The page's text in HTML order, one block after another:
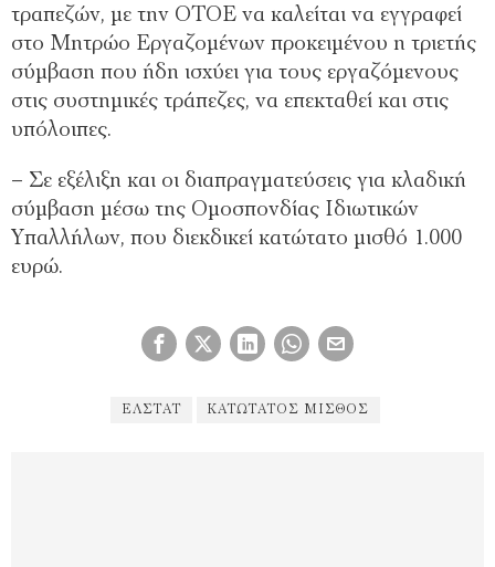
τραπεζών, με την ΟΤΟΕ να καλείται να εγγραφεί
στο Μητρώο Εργαζομένων προκειμένου η τριετής
σύμβαση που ήδη ισχύει για τους εργαζόμενους
στις συστημικές τράπεζες, να επεκταθεί και στις
υπόλοιπες.
– Σε εξέλιξη και οι διαπραγματεύσεις για κλαδική
σύμβαση μέσω της Ομοσπονδίας Ιδιωτικών
Υπαλλήλων, που διεκδικεί κατώτατο μισθό 1.000
ευρώ.
ΕΛΣΤΑΤ ΚΑΤΏΤΑΤΟΣ ΜΙΣΘΌΣ